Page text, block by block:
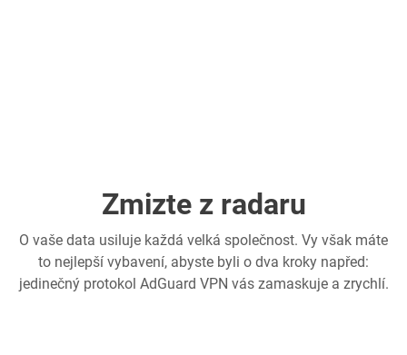
Zmizte z radaru
O vaše data usiluje každá velká společnost. Vy však máte
to nejlepší vybavení, abyste byli o dva kroky napřed:
jedinečný protokol AdGuard VPN vás zamaskuje a zrychlí.